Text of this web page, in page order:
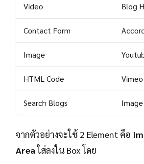
Video Blog
Contact Form
Image
HTML Code Vimeo
Search Blogs
จากตัวอย่างจะใช้ 2 Element คือ
Areaใส่ลงใน Box โดย